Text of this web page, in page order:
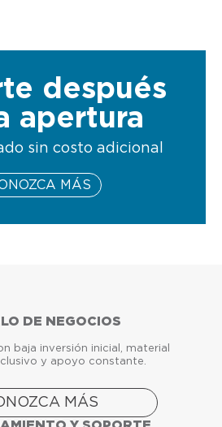
después
apertura
sin costo adicional
MÁS
DE NEGOCIOS
baja inversión inicial, material
y apoyo constante.
MÁS